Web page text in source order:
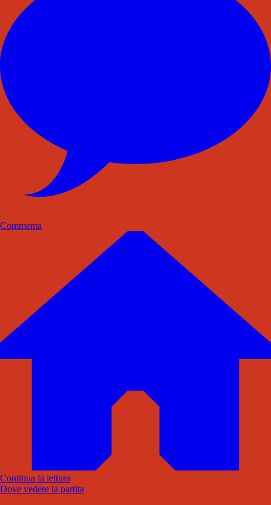
Commenta
Continua la lettura
Dove vedere la partita